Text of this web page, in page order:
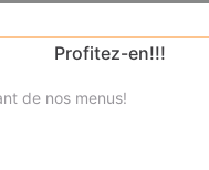
senior
jambon senior
Profitez-en!!!
de nos menus!